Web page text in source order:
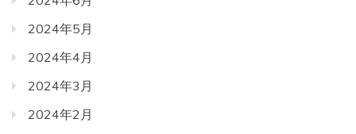
2024年5月
2024年4月
2024年3月
2024年2月